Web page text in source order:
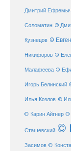
Дмитрий
Соломатин ©
Кузнецов ©
Никифоров ©
Малафеева ©
Игорь Белинский
Илья Козлов ©
© Карин Айгнер ©
Сташевский ©
Засимов ©